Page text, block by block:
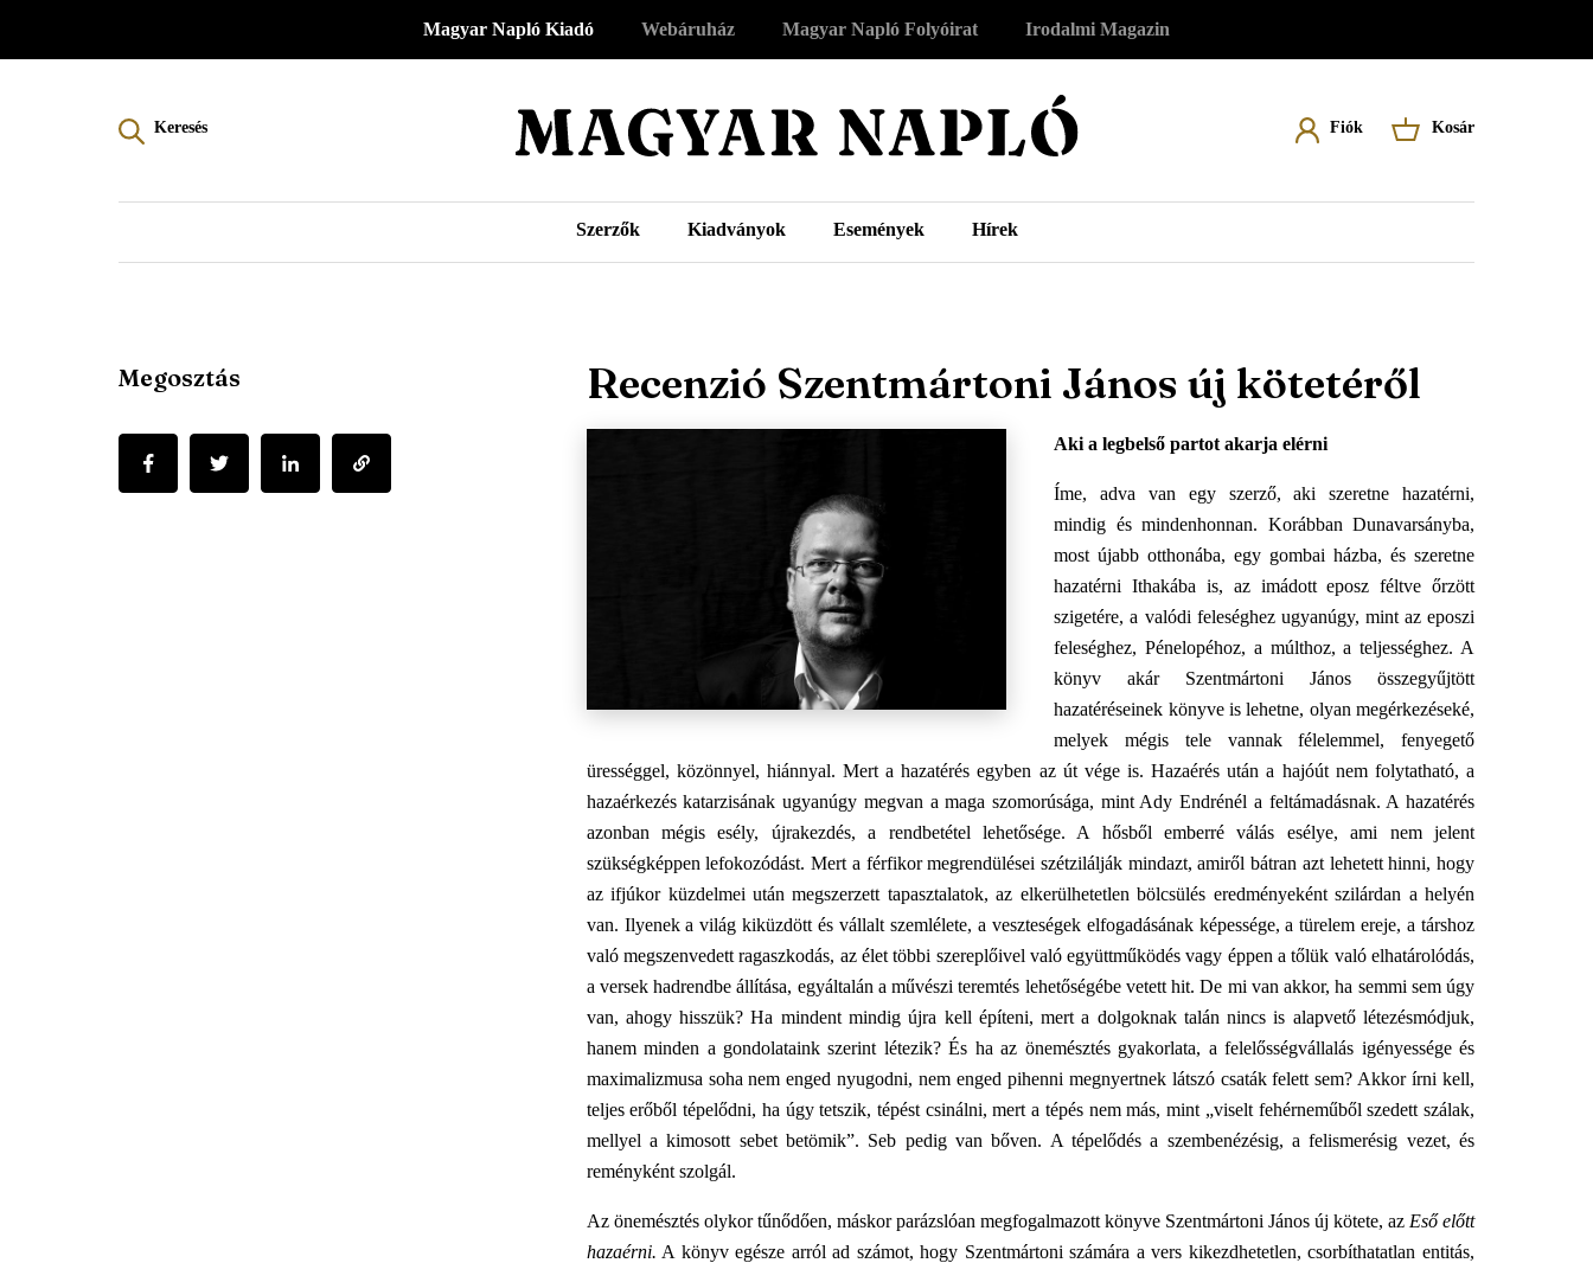
Keresés
Felhasználói
Fiók Kosár
Magyar
Napló
Magyar Napló Kiadó
Szerzők Kiadványok Események Hírek
Webáruház Magyar Napló Folyóirat Irodalmi Magazin
Megosztás Recenzió Szentmártoni János új kötetéről
Aki a legbelső partot akarja elérni
Íme, adva van egy szerző, aki szeretne hazatérni,
mindig és mindenhonnan. Korábban Dunavarsányba,
most újabb otthonába, egy gombai házba, és szeretne
hazatérni Ithakába is, az imádott eposz féltve őrzött
szigetére, a valódi feleséghez ugyanúgy, mint az eposzi
feleséghez, Pénelopéhoz, a múlthoz, a teljességhez. A
könyv akár Szentmártoni János összegyűjtött
hazatéréseinek könyve is lehetne, olyan megérkezéseké,
melyek mégis tele vannak félelemmel, fenyegető
ürességgel, közönnyel, hiánnyal. Mert a hazatérés egyben az út vége is. Hazaérés után a hajóút nem folytatható, a
hazaérkezés katarzisának ugyanúgy megvan a maga szomorúsága, mint Ady Endrénél a feltámadásnak. A hazatérés
azonban mégis esély, újrakezdés, a rendbetétel lehetősége. A hősből emberré válás esélye, ami nem jelent
szükségképpen lefokozódást. Mert a férfikor megrendülései szétzilálják mindazt, amiről bátran azt lehetett hinni, hogy
az ifjúkor küzdelmei után megszerzett tapasztalatok, az elkerülhetetlen bölcsülés eredményeként szilárdan a helyén
van. Ilyenek a világ kiküzdött és vállalt szemlélete, a veszteségek elfogadásának képessége, a türelem ereje, a társhoz
való megszenvedett ragaszkodás, az élet többi szereplőivel való együttműködés vagy éppen a tőlük való elhatárolódás,
a versek hadrendbe állítása, egyáltalán a művészi teremtés lehetőségébe vetett hit. De mi van akkor, ha semmi sem úgy
van, ahogy hisszük? Ha mindent mindig újra kell építeni, mert a dolgoknak talán nincs is alapvető létezésmódjuk,
hanem minden a gondolataink szerint létezik? És ha az önemésztés gyakorlata, a felelősségvállalás igényessége és
maximalizmusa soha nem enged nyugodni, nem enged pihenni megnyertnek látszó csaták felett sem? Akkor írni kell,
teljes erőből tépelődni, ha úgy tetszik, tépést csinálni, mert a tépés nem más, mint „viselt fehérneműből szedett szálak,
mellyel a kimosott sebet betömik”. Seb pedig van bőven. A tépelődés a szembenézésig, a felismerésig vezet, és
reményként szolgál.
Az önemésztés olykor tűnődően, máskor parázslóan megfogalmazott könyve Szentmártoni János új kötete, az Eső előtt
hazaérni. A könyv egésze arról ad számot, hogy Szentmártoni számára a vers kikezdhetetlen, csorbíthatatlan entitás,